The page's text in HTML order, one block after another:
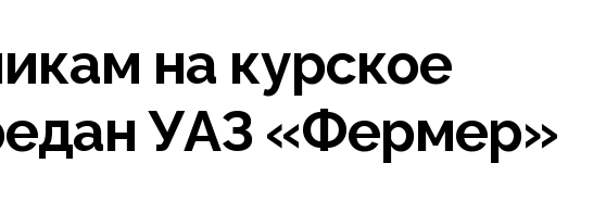
на курское
УАЗ «Фермер»